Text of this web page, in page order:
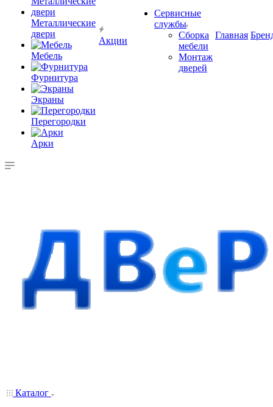
Металлические
двери
Мебель
Фурнитура
Экраны
Перегородки
Арки
Акции
Сервисные
службы
Сборка
мебели
Монтаж
дверей
Главная
Каталог